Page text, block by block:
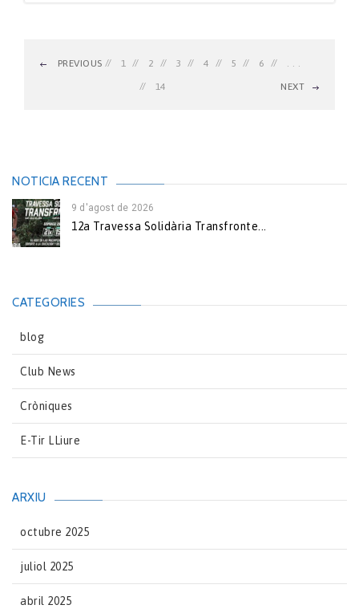
PREVIOUS 1 2 3 4 5 6 . . .
14 NEXT
NOTICIA RECENT
9 d'agost de 2026
12a Travessa Solidària Transfronte...
CATEGORIES
blog
Club News
Cròniques
E-Tir LLiure
ARXIU
octubre 2025
juliol 2025
abril 2025